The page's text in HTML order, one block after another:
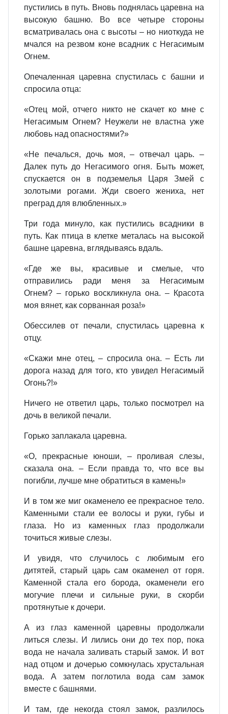
пустились в путь. Вновь поднялась царевна на
высокую башню. Во все четыре стороны
всматривалась она с высоты – но ниоткуда не
мчался на резвом коне всадник с Негасимым
Огнем.
Опечаленная царевна спустилась с башни и
спросила отца:
«Отец мой, отчего никто не скачет ко мне с
Негасимым Огнем? Неужели не властна уже
любовь над опасностями?»
«Не печалься, дочь моя, – отвечал царь. –
Далек путь до Негасимого огня. Быть может,
спускается он в подземелья Царя Змей с
золотыми рогами. Жди своего жениха, нет
преград для влюбленных.»
Три года минуло, как пустились всадники в
путь. Как птица в клетке металась на высокой
башне царевна, вглядываясь вдаль.
«Где же вы, красивые и смелые, что
отправились ради меня за Негасимым
Огнем? – горько воскликнула она. – Красота
моя вянет, как сорванная роза!»
Обессилев от печали, спустилась царевна к
отцу.
«Скажи мне отец, – спросила она. – Есть ли
дорога назад для того, кто увидел Негасимый
Огонь?!»
Ничего не ответил царь, только посмотрел на
дочь в великой печали.
Горько заплакала царевна.
«О, прекрасные юноши, – проливая слезы,
сказала она. – Если правда то, что все вы
погибли, лучше мне обратиться в камень!»
И в том же миг окаменело ее прекрасное тело.
Каменными стали ее волосы и руки, губы и
глаза. Но из каменных глаз продолжали
точиться живые слезы.
И увидя, что случилось с любимым его
дитятей, старый царь сам окаменел от горя.
Каменной стала его борода, окаменели его
могучие плечи и сильные руки, в скорби
протянутые к дочери.
А из глаз каменной царевны продолжали
литься слезы. И лились они до тех пор, пока
вода не начала заливать старый замок. И вот
над отцом и дочерью сомкнулась хрустальная
вода. А затем поглотила вода сам замок
вместе с башнями.
И там, где некогда стоял замок, разлилось